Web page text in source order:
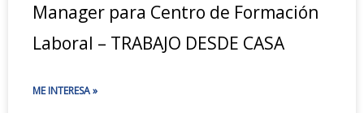
Manager para Centro de Formación
Laboral – TRABAJO DESDE CASA
ME INTERESA »